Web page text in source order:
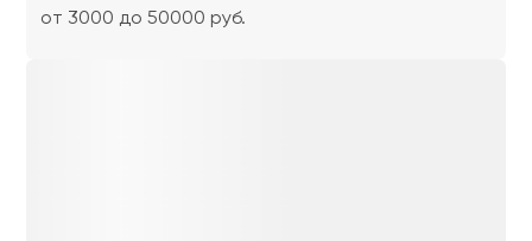
от 3000 до 50000 руб.